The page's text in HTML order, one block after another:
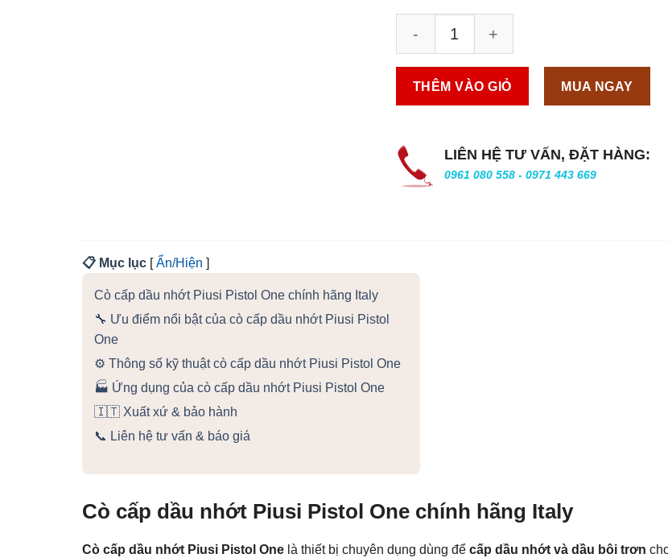
THÊM VÀO GIỎ MUA NGAY
LIÊN HỆ TƯ VẤN, ĐẶT HÀNG:
0961 080 558 - 0971 443 669
📋 Mục lục [Ẩn/Hiện ]
Cò cấp dầu nhớt Piusi Pistol One chính hãng Italy
🔧 Ưu điểm nổi bật của cò cấp dầu nhớt Piusi Pistol
One
⚙️ Thông số kỹ thuật cò cấp dầu nhớt Piusi Pistol One
🏭 Ứng dụng của cò cấp dầu nhớt Piusi Pistol One
🇮🇹 Xuất xứ & bảo hành
📞 Liên hệ tư vấn & báo giá
Cò cấp dầu nhớt Piusi Pistol One chính hãng Italy
Cò cấp dầu nhớt Piusi Pistol One là thiết bị chuyên dụng dùng để cấp dầu nhớt và dầu bôi trơn